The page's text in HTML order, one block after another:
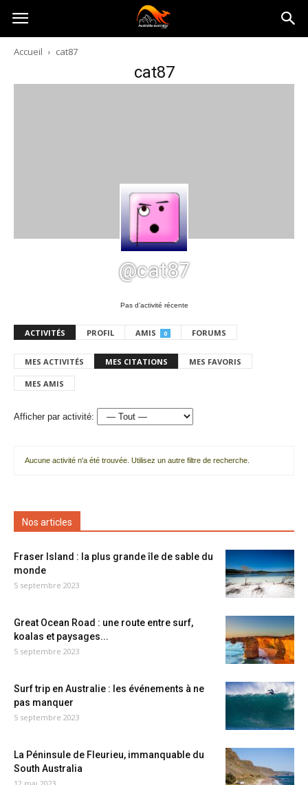
Australia-
australie.com
Accueil cat87
cat87
@cat87
Pas d’activité récente
ACTIVITÉS PROFIL AMIS 0 FORUMS
MES ACTIVITÉS MES CITATIONS MES FAVORIS
MES AMIS
Afficher par activité:
Aucune activité n'a été trouvée. Utilisez un autre filtre de recherche.
Nos articles
Fraser Island : la plus grande île de sable du
monde
5 septembre 2023
Great Ocean Road : une route entre surf,
koalas et paysages...
5 septembre 2023
Surf trip en Australie : les événements à ne
pas manquer
5 septembre 2023
La Péninsule de Fleurieu, immanquable du
South Australia